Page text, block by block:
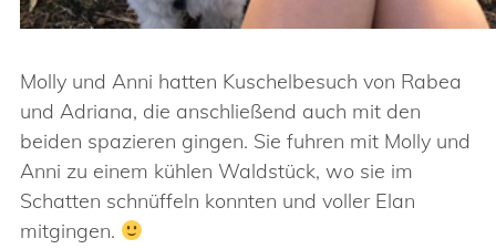
Molly und Anni hatten Kuschelbesuch von Rabea
und Adriana, die anschließend auch mit den
beiden spazieren gingen. Sie fuhren mit Molly und
Anni zu einem kühlen Waldstück, wo sie im
Schatten schnüffeln konnten und voller Elan
mitgingen.